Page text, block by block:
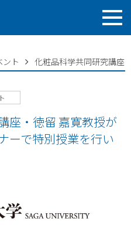
ント 化粧品科学共同研究講座
座・徳留 嘉寛教授が
ーで特別授業を行い